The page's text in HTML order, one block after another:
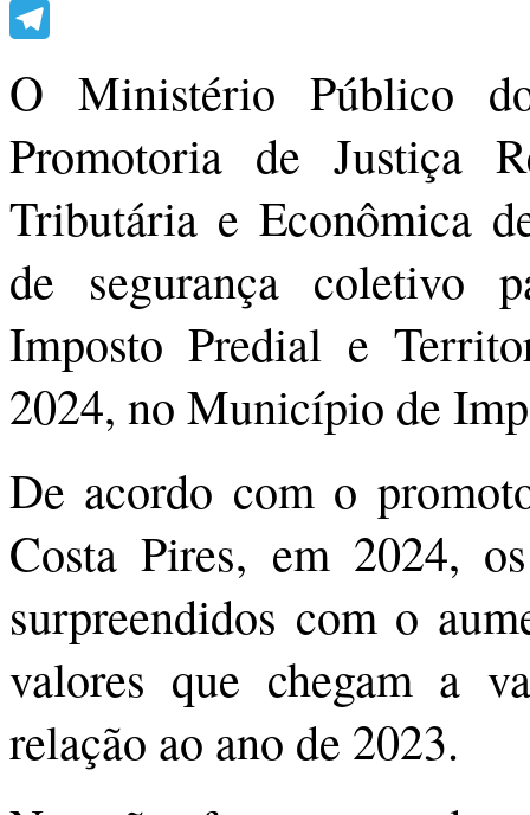
WhatsApp
O Ministério Público
Promotoria de Justiça
Tributária e Econômica
de segurança coletivo
Imposto Predial e
2024, no Município de
De acordo com o
Costa Pires, em 2024,
surpreendidos com o
valores que chegam a
relação ao ano de 2023.